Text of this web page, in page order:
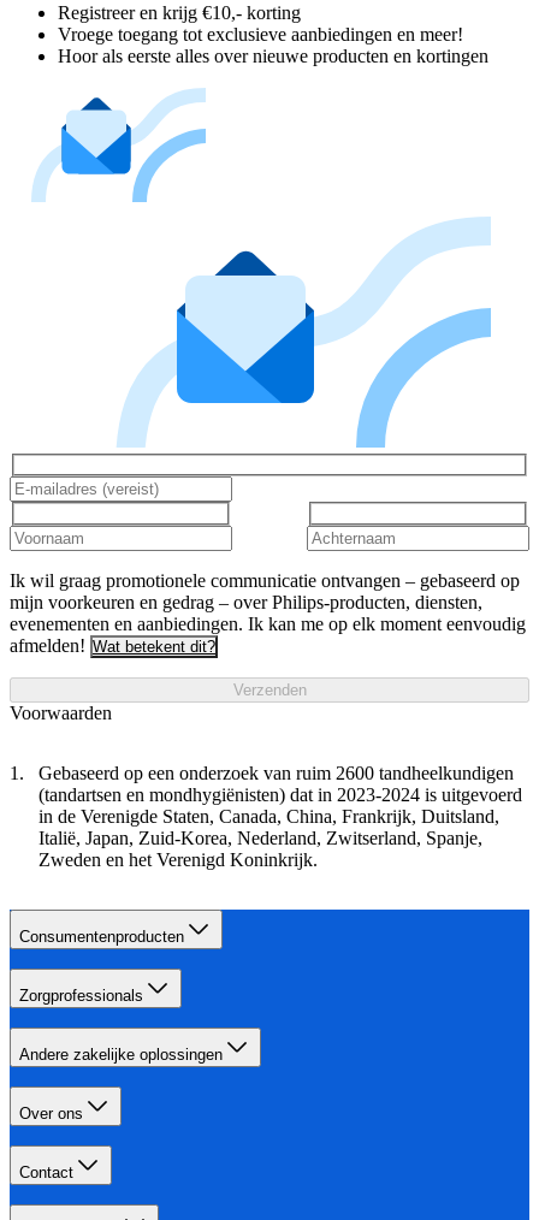
Registreer en krijg €10,- korting
Vroege toegang tot exclusieve aanbiedingen en meer!
Hoor als eerste alles over nieuwe producten en kortingen
Ik wil graag promotionele communicatie ontvangen – gebaseerd op
mijn voorkeuren en gedrag – over Philips-producten, diensten,
evenementen en aanbiedingen. Ik kan me op elk moment eenvoudig
afmelden! Wat betekent dit?
Verzenden
Voorwaarden
Gebaseerd op een onderzoek van ruim 2600 tandheelkundigen
(tandartsen en mondhygiënisten) dat in 2023-2024 is uitgevoerd
in de Verenigde Staten, Canada, China, Frankrijk, Duitsland,
Italië, Japan, Zuid-Korea, Nederland, Zwitserland, Spanje,
Zweden en het Verenigd Koninkrijk.
Consumentenproducten
Zorgprofessionals
Andere zakelijke oplossingen
Over ons
Contact